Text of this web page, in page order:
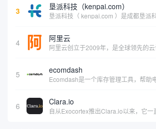
3 垦派科技（kenpai.com）
4 阿里云
5 ecomdash
6 Clara.io